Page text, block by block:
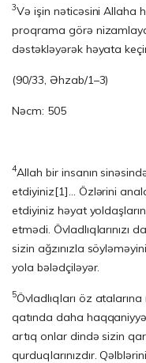
3Və işin nəticəsini Allaha
proqrama görə
dəstəkləyərək həyata
(90/33, Əhzab/1–3)
Nəcm: 505
4Allah bir insanın
etdiyiniz[1]… Özlərini
etdiyiniz həyat
etmədi. Övladlıqlarınızı
sizin ağ­zı­nız­la
yola bələdçiləyər.
5Övladlıqları öz atalarına
qatında daha
artıq onlar dində sizin
qurduqlarınızdır.